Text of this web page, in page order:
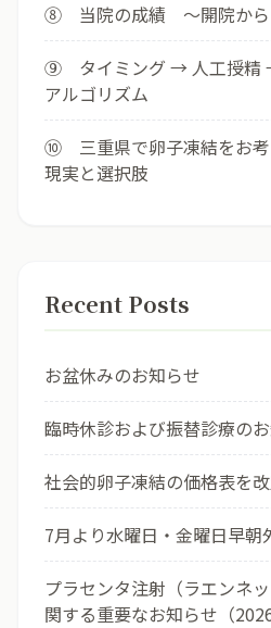
⑧ 当院の成績 ～開院から
⑨ タイミング → 人工授精
アルゴリズム
⑩ 三重県で卵子凍結をお考
現実と選択肢
Recent Posts
お盆休みのお知らせ
臨時休診および振替診療の
社会的卵子凍結の価格表を
7月より水曜日・金曜日早朝
プラセンタ注射（ラエンネ
関する重要なお知らせ（